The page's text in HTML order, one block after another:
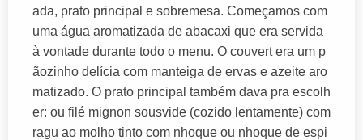
ada, prato principal e sobremesa. Começamos com
uma água aromatizada de abacaxi que era servida
à vontade durante todo o menu. O couvert era um p
ãozinho delícia com manteiga de ervas e azeite aro
matizado. O prato principal também dava pra escolh
er: ou filé mignon sousvide (cozido lentamente) com
ragu ao molho tinto com nhoque ou nhoque de espi